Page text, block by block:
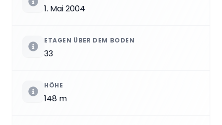
1. Mai 2004
ETAGEN ÜBER DEM BODEN
33
HÖHE
148 m